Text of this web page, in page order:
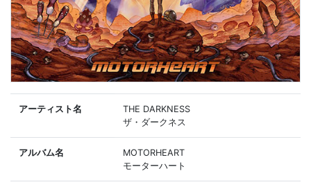
アーティスト名
THE DARKNESS
ザ・ダークネス
アルバム名
MOTORHEART
モーターハート